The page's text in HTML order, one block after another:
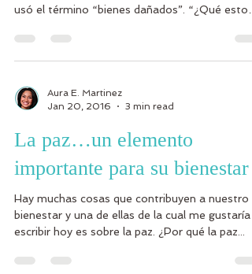
usó el término “bienes dañados”. “¿Qué esto
Aura E. Martinez
Jan 20, 2016
3 min read
La paz…un elemento
importante para su bienestar
Hay muchas cosas que contribuyen a nuestro
bienestar y una de ellas de la cual me gustaría
escribir hoy es sobre la paz. ¿Por qué la paz...